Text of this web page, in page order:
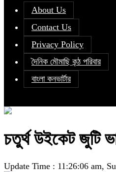
About Us
Contact Us
Privacy Policy
দৈনিক মৌমাছি কন্ঠ পরিবার
বাংলা কনভার্টার
চতুর্থ উইকেট জুটি
Update Time : 11:26:06 am,